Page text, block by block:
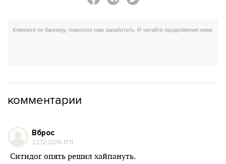
комментарии
Вброс
23.12.2016 11:11
Ситидог опять решил хайпануть.